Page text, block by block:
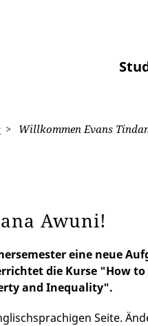
Willkommen Evans
Awuni!
eine neue
die Kurse "How to
and Inequality".
Seite.